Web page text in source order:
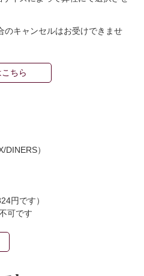
キャンセルはお受けできませ
ちら
DINERS）
円です）
可です